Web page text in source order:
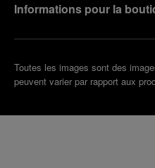
Informations pour la
Toutes les images sont des
peuvent varier par rapport aux